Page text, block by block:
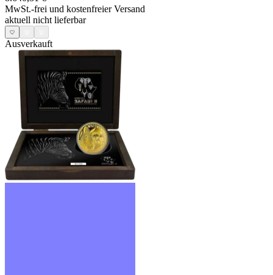
MwSt.-frei und kostenfreier Versand
aktuell nicht lieferbar
Ausverkauft